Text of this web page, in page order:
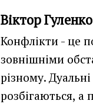
Віктор Гуленко
Конфлікти - це
зовнішніми
різному.
розбігаються, а